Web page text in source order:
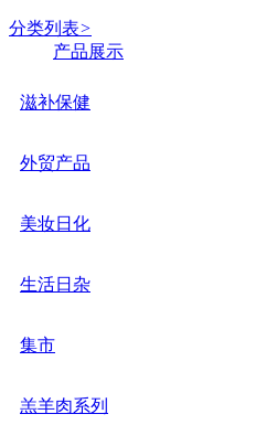
分类列表>
产品展示
滋补保健
外贸产品
美妆日化
生活日杂
集市
羔羊肉系列